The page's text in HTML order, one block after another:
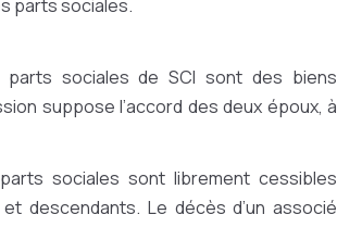
parts sociales.
parts sociales de SCI sont des biens
suppose l’accord des deux époux, à
sociales sont librement cessibles
descendants. Le décès d’un associé